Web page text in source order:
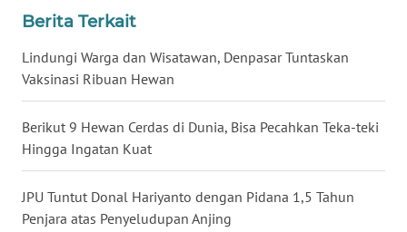
Berita Terkait
Lindungi Warga dan Wisatawan, Denpasar Tuntaskan
Vaksinasi Ribuan Hewan
Berikut 9 Hewan Cerdas di Dunia, Bisa Pecahkan Teka-teki
Hingga Ingatan Kuat
JPU Tuntut Donal Hariyanto dengan Pidana 1,5 Tahun
Penjara atas Penyeludupan Anjing
WN
SUMBAR
SUMSEL
BENGKULU